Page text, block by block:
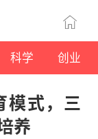
科学 创业
模式，三
养